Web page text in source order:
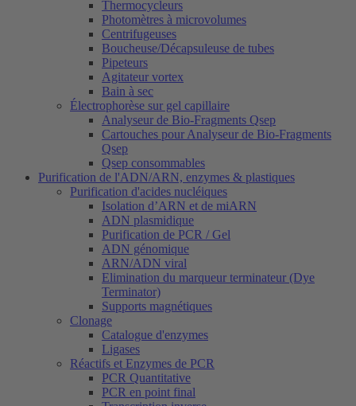
Thermocycleurs
Photomètres à microvolumes
Centrifugeuses
Boucheuse/Décapsuleuse de tubes
Pipeteurs
Agitateur vortex
Bain à sec
Électrophorèse sur gel capillaire
Analyseur de Bio-Fragments Qsep
Cartouches pour Analyseur de Bio-Fragments
Qsep
Qsep consommables
Purification de l'ADN/ARN, enzymes & plastiques
Purification d'acides nucléiques
Isolation d’ARN et de miARN
ADN plasmidique
Purification de PCR / Gel
ADN génomique
ARN/ADN viral
Elimination du marqueur terminateur (Dye
Terminator)
Supports magnétiques
Clonage
Catalogue d'enzymes
Ligases
Réactifs et Enzymes de PCR
PCR Quantitative
PCR en point final